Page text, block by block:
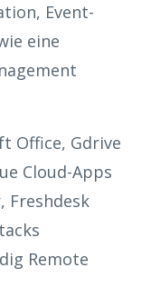
Event-
eine
Office, Gdrive
Cloud-Apps
Freshdesk
Remote